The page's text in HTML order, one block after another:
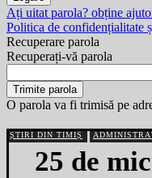
Ați uitat parola? obține
Politica de confidențialitate
Recuperare parola
Recuperați-vă parola
O parola va fi trimisă pe
ȘTIRI DIN TIMIȘ
25 de